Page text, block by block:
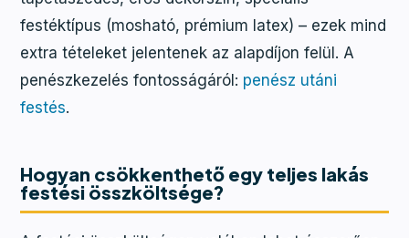
festéktípus (mosható, prémium latex) – ezek mind
extra tételeket jelentenek az alapdíjon felül. A
penészkezelés fontosságáról: penész utáni
festés.
Hogyan csökkenthető egy teljes lakás
festési összköltsége?